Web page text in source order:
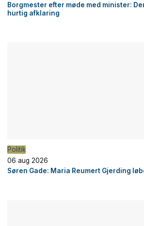
Borgmester efter møde med minister:
hurtig afklaring
Politik
06 aug 2026
Søren Gade: Maria Reumert Gjerding